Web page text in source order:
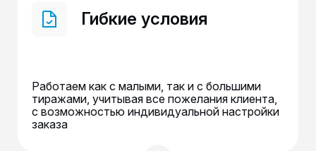
Гибкие условия
Работаем как с малыми, так и с большими
тиражами, учитывая все пожелания клиента,
с возможностью индивидуальной настройки
заказа